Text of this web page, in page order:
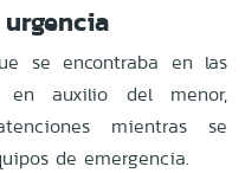
se encontraba en las
en auxilio del menor,
mientras se
de emergencia.